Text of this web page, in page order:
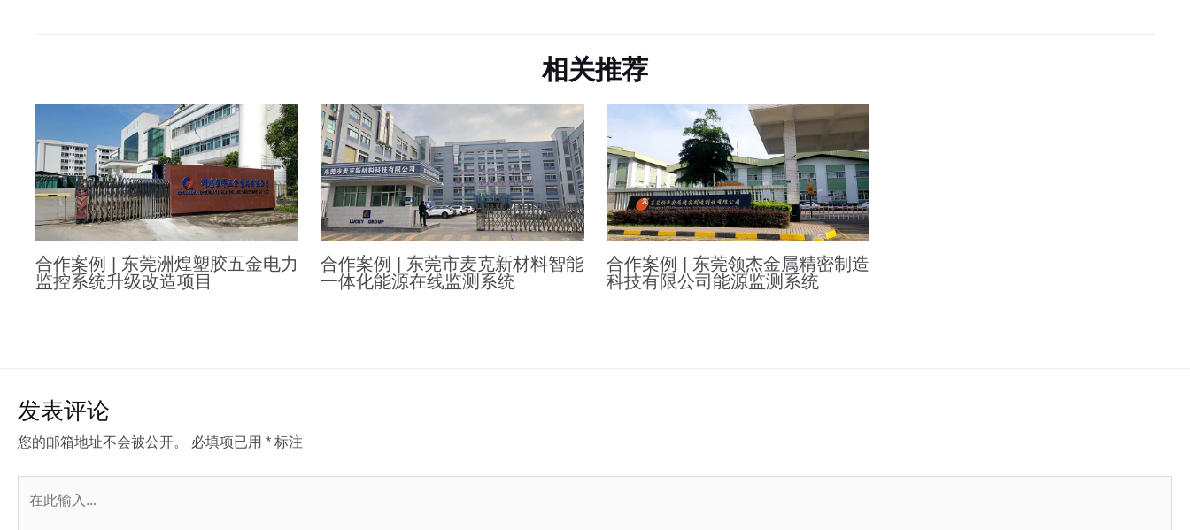
相关推荐
合作案例 | 东莞洲煌塑胶五金电力
监控系统升级改造项目
合作案例 | 东莞市麦克新材料智能
一体化能源在线监测系统
合作案例 | 东莞领杰金属精密制造
科技有限公司能源监测系统
发表评论
您的邮箱地址不会被公开。 必填项已用 * 标注